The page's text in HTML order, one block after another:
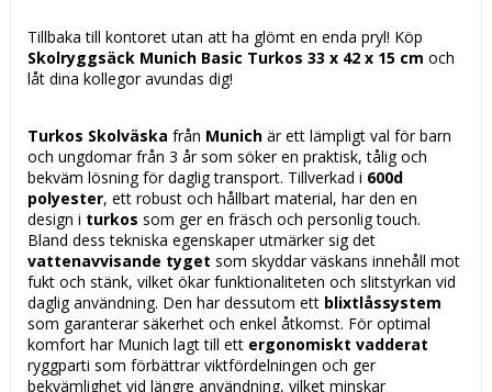
Tillbaka till kontoret utan att ha glömt en enda pryl! Köp
Skolryggsäck Munich Basic Turkos 33 x 42 x 15 cm och
låt dina kollegor avundas dig!
Turkos Skolväska från Munich är ett lämpligt val för barn
och ungdomar från 3 år som söker en praktisk, tålig och
bekväm lösning för daglig transport. Tillverkad i 600d
polyester, ett robust och hållbart material, har den en
design i turkos som ger en fräsch och personlig touch.
Bland dess tekniska egenskaper utmärker sig det
vattenavvisande tyget som skyddar väskans innehåll mot
fukt och stänk, vilket ökar funktionaliteten och slitstyrkan vid
daglig användning. Den har dessutom ett blixtlåssystem
som garanterar säkerhet och enkel åtkomst. För optimal
komfort har Munich lagt till ett ergonomiskt vadderat
ryggparti som förbättrar viktfördelningen och ger
bekvämlighet vid längre användning, vilket minskar